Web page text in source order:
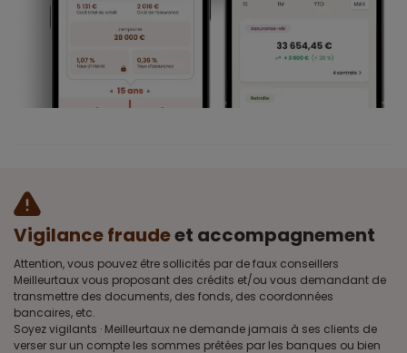
Vigilance fraudeet accompagnement
Attention, vous pouvez être sollicités par de faux conseillers
Meilleurtaux vous proposant des crédits et/ou vous demandant de
transmettre des documents, des fonds, des coordonnées
bancaires, etc.
Soyez vigilants · Meilleurtaux ne demande jamais à ses clients de
verser sur un compte les sommes prêtées par les banques ou bien